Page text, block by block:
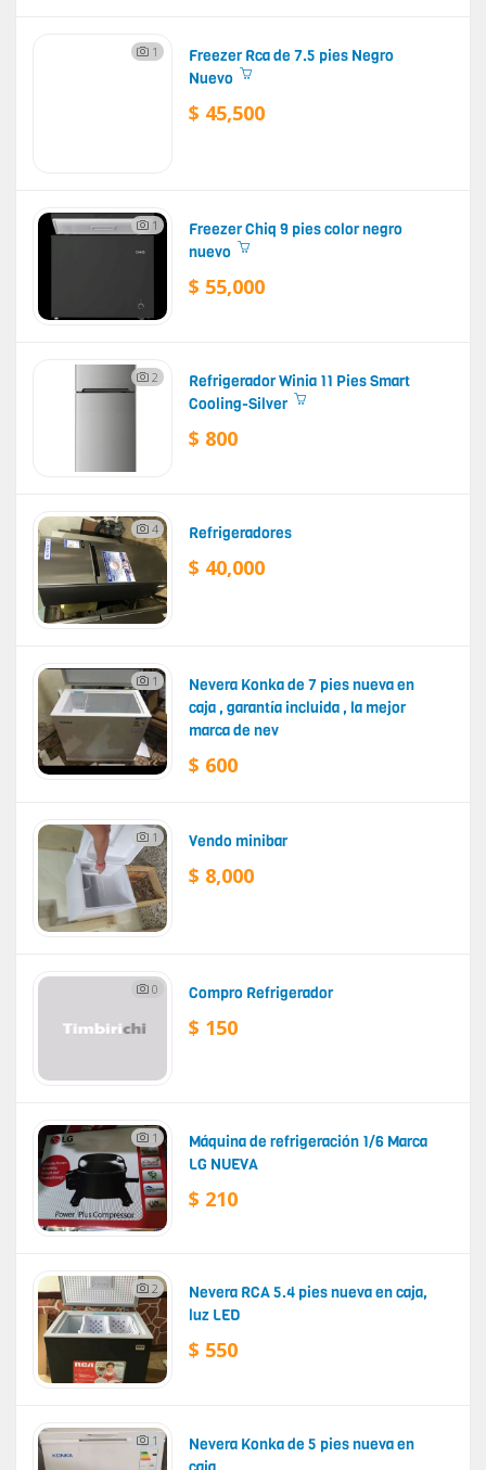
1
Freezer Rca de 7.5 pies Negro
Nuevo
$ 45,500
1
Freezer Chiq 9 pies color negro
nuevo
$ 55,000
2
Refrigerador Winia 11 Pies Smart
Cooling-Silver
$ 800
4 Refrigeradores
$ 40,000
1
Nevera Konka de 7 pies nueva en
caja , garantía incluida , la mejor
marca de nev
$ 600
1 Vendo minibar
$ 8,000
0 Compro Refrigerador
$ 150
1
Máquina de refrigeración 1/6 Marca
LG NUEVA
$ 210
2
Nevera RCA 5.4 pies nueva en caja,
luz LED
$ 550
1
Nevera Konka de 5 pies nueva en